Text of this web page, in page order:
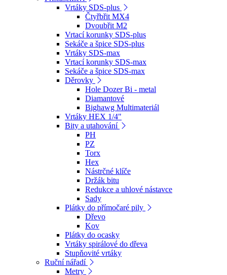
Vrtáky SDS-plus
Čtyřbřit MX4
Dvoubřit M2
Vrtací korunky SDS-plus
Sekáče a špice SDS-plus
Vrtáky SDS-max
Vrtací korunky SDS-max
Sekáče a špice SDS-max
Děrovky
Hole Dozer Bi - metal
Diamantové
Bighawg Multimateriál
Vrtáky HEX 1/4"
Bity a utahování
PH
PZ
Torx
Hex
Nástrčné klíče
Držák bitu
Redukce a uhlové nástavce
Sady
Plátky do přímočaré pily
Dřevo
Kov
Plátky do ocasky
Vrtáky spirálové do dřeva
Stupňovité vrtáky
Ruční nářadí
Metry